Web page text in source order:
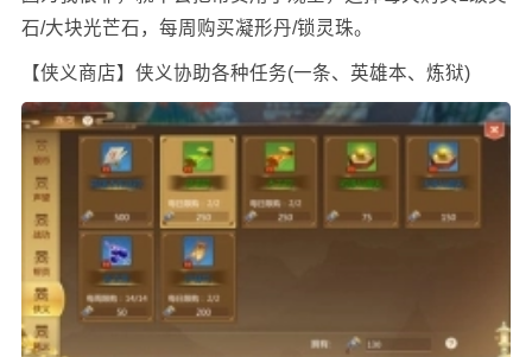
石/大块光芒石，每周购买凝形丹/锁灵珠。
【侠义商店】侠义协助各种任务(一条、英雄本、炼狱)